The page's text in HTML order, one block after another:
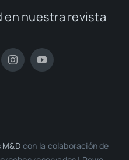
en nues­tra revis­ta
con la cola­bo­ra­ción de